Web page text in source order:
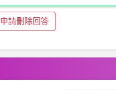
申請刪除回答